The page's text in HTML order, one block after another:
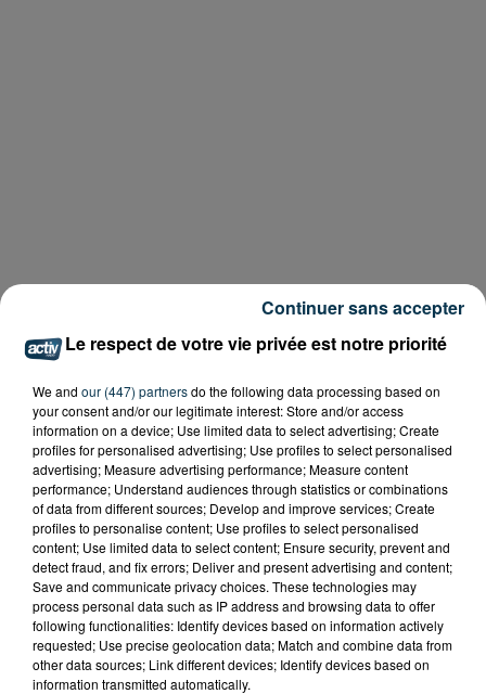
TITRES DIFFUSÉS
Le respect de votre vie privée est notre priorité
We and our (447) partnersdo the following data processing based on
your consent and/or our legitimate interest: Store and/or access
information on a device; Use limited data to select advertising; Create
profiles for personalised advertising; Use profiles to select personalised
advertising; Measure advertising performance; Measure content
performance; Understand audiences through statistics or combinations
of data from different sources; Develop and improve services; Create
profiles to personalise content; Use profiles to select personalised
content; Use limited data to select content; Ensure security, prevent and
detect fraud, and fix errors; Deliver and present advertising and content;
Save and communicate privacy choices. These technologies may
process personal data such as IP address and browsing data to offer
following functionalities: Identify devices based on information actively
requested; Use precise geolocation data; Match and combine data from
other data sources; Link different devices; Identify devices based on
information transmitted automatically.
Continuer sans accepter